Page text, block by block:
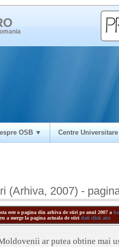
OSB ▼ Centre Universitare
(Arhiva, 2007) -
este o pagina din arhiva de stiri pe anul 2007 a
a merge la pagina actuala de stiri dati click aici
ar putea obtine mai